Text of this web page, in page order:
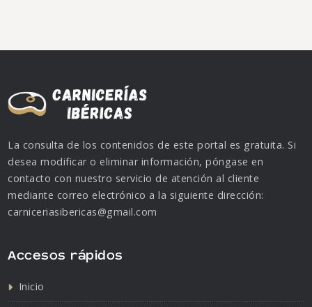
La consulta de los contenidos de este portal es gratuita. Si
desea modificar o eliminar información, póngase en
contacto con nuestro servicio de atención al cliente
mediante correo electrónico a la siguiente dirección:
carniceriasibericas@gmail.com
Accesos rápidos
Inicio